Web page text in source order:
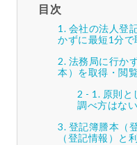
目次
会社の法人登
かずに最短1分
法務局に行か
本）を取得・閲
原則と
調べ方はな
登記簿謄本（
（登記情報）と